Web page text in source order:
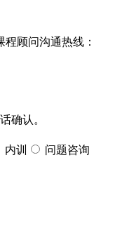
顾问沟通热线：
确认。​
内训
问题咨询